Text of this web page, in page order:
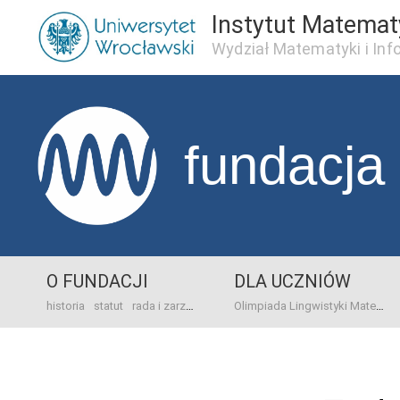
Instytut
Wydział Matematyki i
fundacja
O FUNDACJI
historia statut rada i zarząd dane bankowo-adresowe kontakt
DLA UCZNIÓW
Olimpiada Lingwistyki Matematycznej